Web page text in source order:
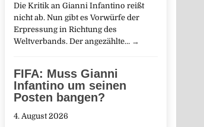
Die Kritik an Gianni Infantino reißt
nicht ab. Nun gibt es Vorwürfe der
Erpressung in Richtung des
Weltverbands. Der angezählte… →
FIFA: Muss Gianni
Infantino um seinen
Posten bangen?
4. August 2026